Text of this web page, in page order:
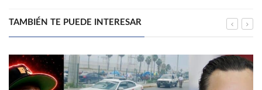
TAMBIÉN TE PUEDE INTERESAR